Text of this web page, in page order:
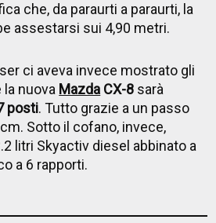
che, da paraurti a paraurti, la
assestarsi sui 4,90 metri.
ci aveva invece mostrato gli
la nuova Mazda CX-8 sarà
posti. Tutto grazie a un passo
Sotto il cofano, invece,
litri Skyactiv diesel abbinato a
a 6 rapporti.